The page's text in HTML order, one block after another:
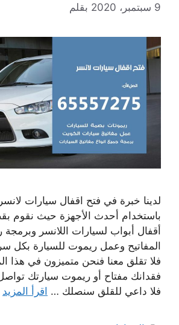
9 سبتمبر، 2020 بقلم
لدينا خبرة في فتح اقفال سيارات
باستخدام أحدث الأجهزة حيث نقوم
أقفال أبواب لسيارات اللانسر
المفاتيح وعمل ريموت للسيارة بكل
فلا تقلق معنا فنحن متميزون في هذا
فقدانك مفتاح أو ريموت سيارتك
فلا داعي للقلق سنصلك … اقرأ المزيد